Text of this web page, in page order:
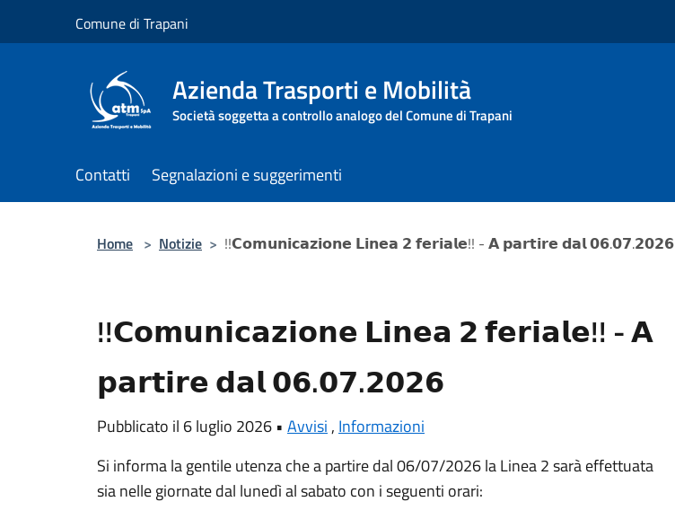
Comune di Trapani
Azienda Trasporti e Mobilità
Società soggetta a controllo analogo del Comune di Trapani
Contatti Segnalazioni e suggerimenti
Home > Notizie > !!𝗖𝗼𝗺𝘂𝗻𝗶𝗰𝗮𝘇𝗶𝗼𝗻𝗲 𝗟𝗶𝗻𝗲𝗮 𝟮 𝗳𝗲𝗿𝗶𝗮𝗹𝗲!! - 𝗔 𝗽𝗮𝗿𝘁𝗶𝗿𝗲 𝗱𝗮𝗹 𝟬𝟲.𝟬𝟳.𝟮𝟬𝟮𝟲
!!𝗖𝗼𝗺𝘂𝗻𝗶𝗰𝗮𝘇𝗶𝗼𝗻𝗲 𝗟𝗶𝗻𝗲𝗮 𝟮 𝗳𝗲𝗿𝗶𝗮𝗹𝗲!! - 𝗔
𝗽𝗮𝗿𝘁𝗶𝗿𝗲 𝗱𝗮𝗹 𝟬𝟲.𝟬𝟳.𝟮𝟬𝟮𝟲
Pubblicato il 6 luglio 2026 • Avvisi , Informazioni
Si informa la gentile utenza che a partire dal 06/07/2026 la Linea 2 sarà effettuata
sia nelle giornate dal lunedì al sabato con i seguenti orari: